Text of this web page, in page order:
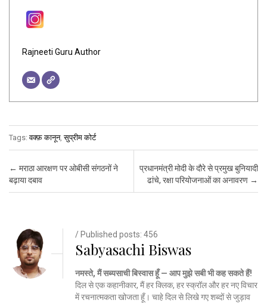
Rajneeti Guru Author
Tags:वक्फ़ कानून,सुप्रीम कोर्ट
Post navigation
← मराठा आरक्षण पर ओबीसी संगठनों ने
बढ़ाया दबाव
प्रधानमंत्री मोदी के दौरे से प्रमुख बुनियादी
ढांचे, रक्षा परियोजनाओं का अनावरण →
/ Published posts: 456
Sabyasachi Biswas
नमस्ते, मैं सब्यसाची बिस्वास हूँ — आप मुझे सबी भी कह सकते हैं!
दिल से एक कहानीकार, मैं हर क्लिक, हर स्क्रॉल और हर नए विचार
में रचनात्मकता खोजता हूँ। चाहे दिल से लिखे गए शब्दों से जुड़ाव